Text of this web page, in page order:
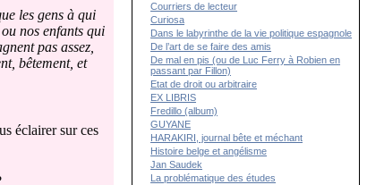
les gens à qui
nos enfants qui
pas assez,
bêtement, et
éclairer sur ces
Courriers de lecteur
Curiosa
Dans le labyrinthe de la vie politique espagnole
De l’art de se faire des amis
De mal en pis (ou de Luc Ferry à Robien en
passant par Fillon)
Etat de droit ou arbitraire
EX LIBRIS
Fredillo (album)
GUYANE
HARAKIRI, journal bête et méchant
Histoire belge et angélisme
Jan Saudek
La problématique des études